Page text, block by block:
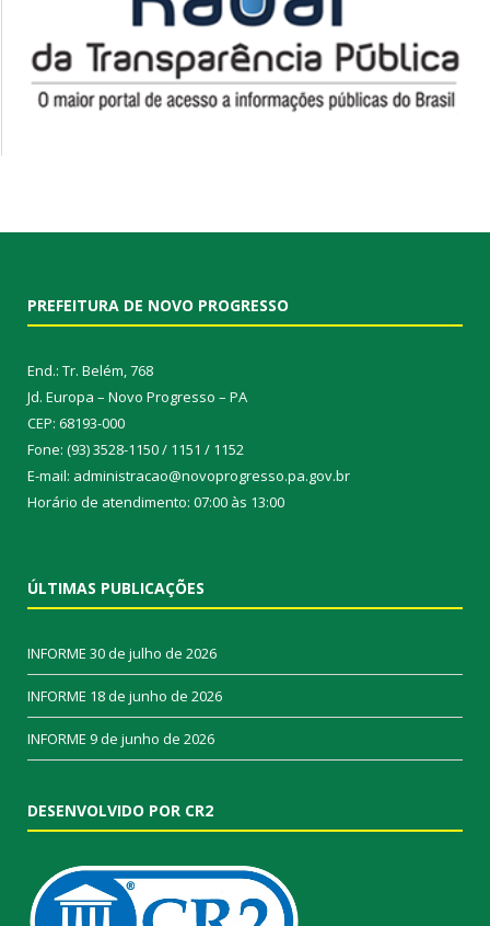
PREFEITURA DE NOVO PROGRESSO
End.: Tr. Belém, 768
Jd. Europa – Novo Progresso – PA
CEP: 68193-000
Fone: (93) 3528-1150 / 1151 / 1152
E-mail: administracao@novoprogresso.pa.gov.br
Horário de atendimento: 07:00 às 13:00
ÚLTIMAS PUBLICAÇÕES
INFORME 30 de julho de 2026
INFORME 18 de junho de 2026
INFORME 9 de junho de 2026
DESENVOLVIDO POR CR2